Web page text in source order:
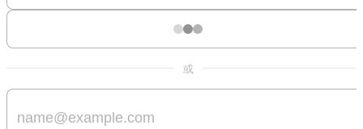
或